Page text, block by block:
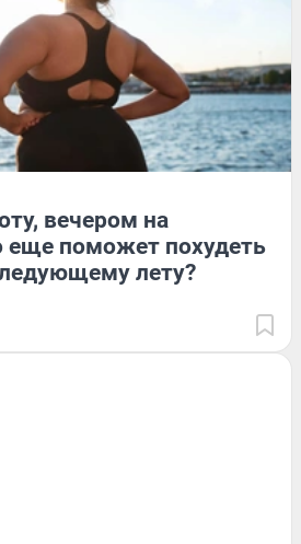
вечером на
еще поможет похудеть
лету?